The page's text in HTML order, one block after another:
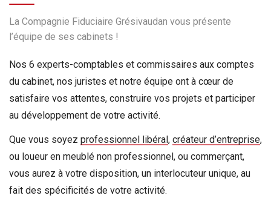
Nos équipes
Commissariat aux comptes
RH et Paie
Gestion de patrimoine
Accompagnement, création, reprise d’entreprise
Professions libérales
Actualités
Guide de la création d'entreprise
Guide du chef d'entreprise
Simulateurs
Espace client
Nous rejoindre
La Compagnie Fiduciaire Grésivaudan vous présente
l’équipe de ses cabinets !
Nos 6 experts-comptables et commissaires aux comptes
du cabinet, nos juristes et notre équipe ont à cœur de
satisfaire vos attentes, construire vos projets et participer
au développement de votre activité.
Que vous soyez professionnel libéral, créateur d’entreprise,
ou loueur en meublé non professionnel, ou commerçant,
vous aurez à votre disposition, un interlocuteur unique, au
fait des spécificités de votre activité.